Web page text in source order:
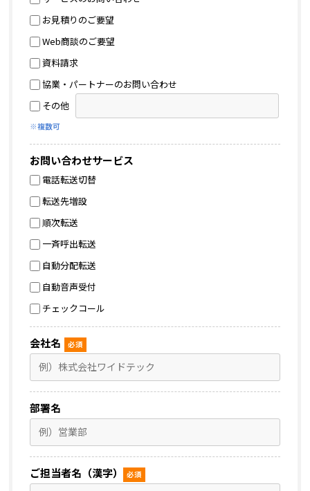
お見積りのご要望
Web商談のご要望
資料請求
協業・パートナーのお問い合わせ
その他
※複数可
お問い合わせサービス
電話転送切替
転送先増設
順次転送
一斉呼出転送
自動分配転送
自動音声受付
チェックコール
会社名 必須
部署名
ご担当者名（漢字） 必須